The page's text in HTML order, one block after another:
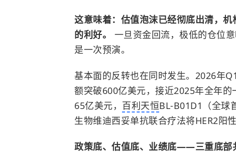
这意味着：估值泡沫已经彻底出清，
的利好。
一旦资金回流，极低的仓位
是一次预演。
基本面的反转也在同时发生。2026年
额突破600亿美元，接近2025年全年
65亿美元， 百利天恒BL-B01D1（全球
生物维迪西妥单抗联合疗法将HER2阳
政策底、估值底、业绩底——三重底部